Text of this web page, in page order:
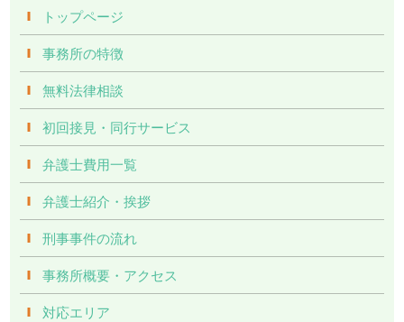
トップページ
事務所の特徴
無料法律相談
初回接見・同行サービス
弁護士費用一覧
弁護士紹介・挨拶
刑事事件の流れ
事務所概要・アクセス
対応エリア